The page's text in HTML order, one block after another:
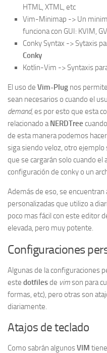
HTML, XTML, etc
Vim-Minimap -> Un
funciona con GUI: KVIM,
Conky Syntax -> Sytaxis
Conky
Kotlin-Vim -> Syntaxis
El uso de Vim-Plug nos
sean necesarios o cuando el
demand, es por esto que esta
relacionado aNERDTree
de esta manera podemos
siga siendo veloz, otro ejemplo
que se cargarán solo cuando el
configuración de conky o un
Además de eso, se
personalizadas que utilizo a
poco mas fácil con este editor
elevada, pero muy potente.
Configuraciones
Algunas de la configuraciones
este dotfilesde vimson para
formas, etc), pero otras son
diariamente.
Atajos de teclado
Como sabrán algunosVIM